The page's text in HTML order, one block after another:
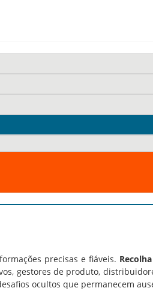
precisas e fiáveis.
gestores de produto,
ocultos que permanecem